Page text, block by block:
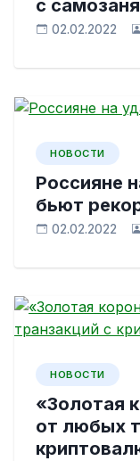
с
02.02.2022
НОВОСТИ
Россияне
бьют
02.02.2022
НОВОСТИ
«Золотая
от любых